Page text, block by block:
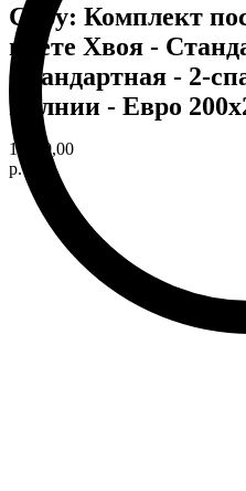
Copy: Комплект
цвете Хвоя -
Стандартная - 2-
молнии - Евро
11960,00
р.